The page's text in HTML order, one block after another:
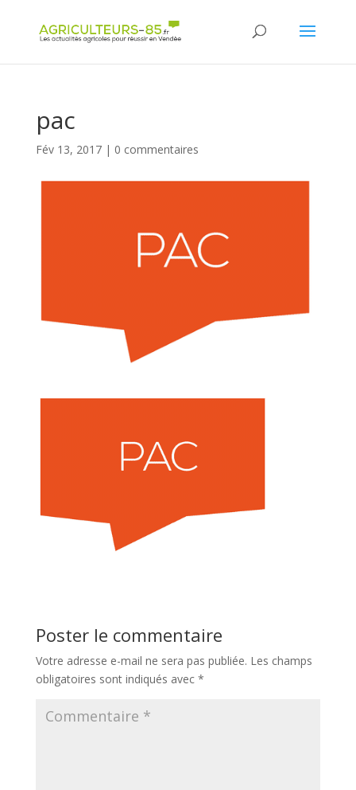
pac
Fév 13, 2017| 0 commentaires
Poster le commentaire
Votre adresse e-mail ne sera pas publiée. Les champs
obligatoires sont indiqués avec *